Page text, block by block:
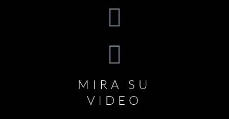
MIRA SU
VIDEO